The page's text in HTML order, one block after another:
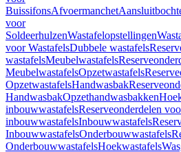
BuissifonsAfvoermanchet
voor
SoldeerhulzenWastafelopstellingen
voor WastafelsDubbele wastafels
wastafelsMeubelwastafels
MeubelwastafelsOpzetwastafels
OpzetwastafelsHandwasbak
HandwasbakOpzethandwasbakken
inbouwwastafelsReserveonderdelen
inbouwwastafelsInbouwwastafels
InbouwwastafelsOnderbouwwastafels
OnderbouwwastafelsHoekwastafels